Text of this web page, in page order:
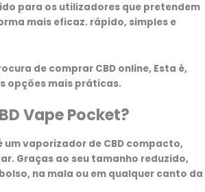
para os utilizadores que pretendem
mais eficaz. rápido, simples e
de comprar CBD online, Esta é,
opções mais práticas.
Vape Pocket?
um vaporizador de CBD compacto,
. Graças ao seu tamanho reduzido,
na mala ou em qualquer canto da